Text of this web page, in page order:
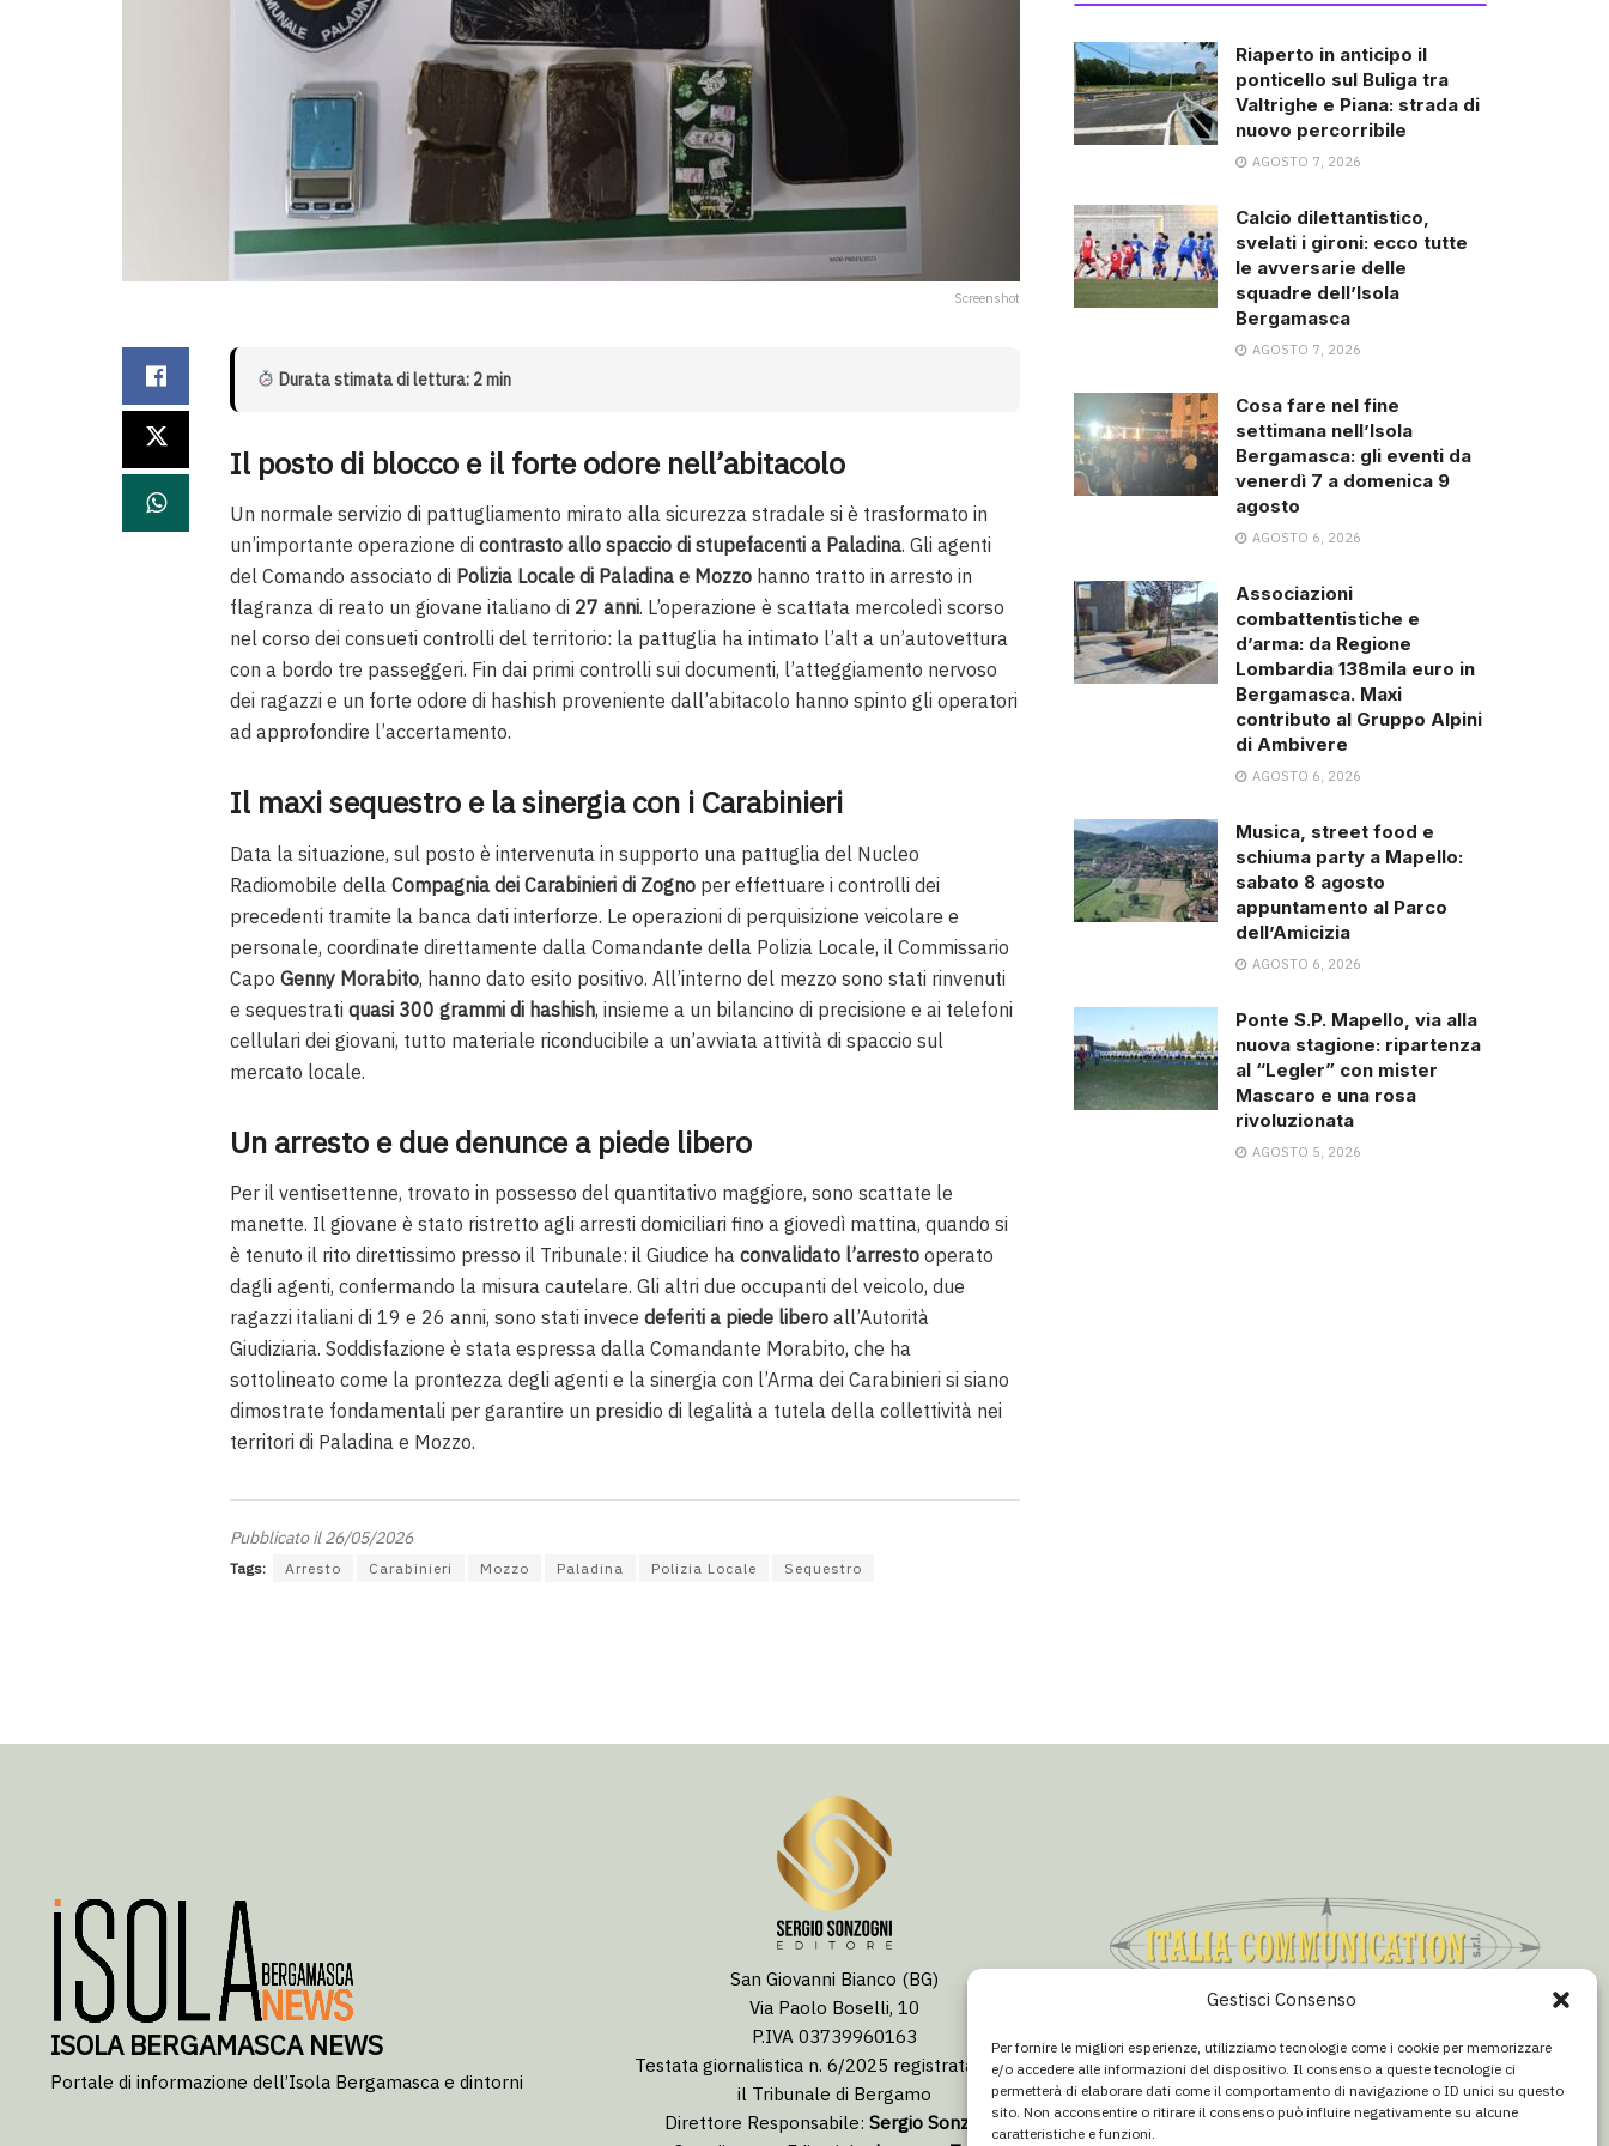
Gestisci Consenso
Per fornire le migliori esperienze, utilizziamo tecnologie come i cookie per memorizzare
e/o accedere alle informazioni del dispositivo. Il consenso a queste tecnologie ci
permetterà di elaborare dati come il comportamento di navigazione o ID unici su questo
sito. Non acconsentire o ritirare il consenso può influire negativamente su alcune
caratteristiche e funzioni.
Screenshot
Durata stimata di lettura: 2 min
Il posto di blocco e il forte odore nell’abitacolo
Un normale servizio di pattugliamento mirato alla sicurezza stradale si è trasformato in
un’importante operazione di contrasto allo spaccio di stupefacenti a Paladina. Gli agenti
del Comando associato di Polizia Locale di Paladina e Mozzo hanno tratto in arresto in
flagranza di reato un giovane italiano di 27 anni. L’operazione è scattata mercoledì scorso
nel corso dei consueti controlli del territorio: la pattuglia ha intimato l’alt a un’autovettura
con a bordo tre passeggeri. Fin dai primi controlli sui documenti, l’atteggiamento nervoso
dei ragazzi e un forte odore di hashish proveniente dall’abitacolo hanno spinto gli operatori
ad approfondire l’accertamento.
Il maxi sequestro e la sinergia con i Carabinieri
Data la situazione, sul posto è intervenuta in supporto una pattuglia del Nucleo
Radiomobile della Compagnia dei Carabinieri di Zogno per effettuare i controlli dei
precedenti tramite la banca dati interforze. Le operazioni di perquisizione veicolare e
personale, coordinate direttamente dalla Comandante della Polizia Locale, il Commissario
Capo Genny Morabito, hanno dato esito positivo. All’interno del mezzo sono stati rinvenuti
e sequestrati quasi 300 grammi di hashish, insieme a un bilancino di precisione e ai telefoni
cellulari dei giovani, tutto materiale riconducibile a un’avviata attività di spaccio sul
mercato locale.
Un arresto e due denunce a piede libero
Per il ventisettenne, trovato in possesso del quantitativo maggiore, sono scattate le
manette. Il giovane è stato ristretto agli arresti domiciliari fino a giovedì mattina, quando si
è tenuto il rito direttissimo presso il Tribunale: il Giudice ha convalidato l’arresto operato
dagli agenti, confermando la misura cautelare. Gli altri due occupanti del veicolo, due
ragazzi italiani di 19 e 26 anni, sono stati invece deferiti a piede libero all’Autorità
Giudiziaria. Soddisfazione è stata espressa dalla Comandante Morabito, che ha
sottolineato come la prontezza degli agenti e la sinergia con l’Arma dei Carabinieri si siano
dimostrate fondamentali per garantire un presidio di legalità a tutela della collettività nei
territori di Paladina e Mozzo.
Pubblicato il 26/05/2026
Tags: Arresto Carabinieri Mozzo Paladina Polizia Locale Sequestro
Riaperto in anticipo il
ponticello sul Buliga tra
Valtrighe e Piana: strada di
nuovo percorribile
AGOSTO 7, 2026
Calcio dilettantistico,
svelati i gironi: ecco tutte
le avversarie delle
squadre dell’Isola
Bergamasca
AGOSTO 7, 2026
Cosa fare nel fine
settimana nell’Isola
Bergamasca: gli eventi da
venerdì 7 a domenica 9
agosto
AGOSTO 6, 2026
Associazioni
combattentistiche e
d’arma: da Regione
Lombardia 138mila euro in
Bergamasca. Maxi
contributo al Gruppo Alpini
di Ambivere
AGOSTO 6, 2026
Musica, street food e
schiuma party a Mapello:
sabato 8 agosto
appuntamento al Parco
dell’Amicizia
AGOSTO 6, 2026
Ponte S.P. Mapello, via alla
nuova stagione: ripartenza
al “Legler” con mister
Mascaro e una rosa
rivoluzionata
AGOSTO 5, 2026
ISOLA BERGAMASCA NEWS
Portale di informazione dell’Isola Bergamasca e dintorni
San Giovanni Bianco (BG)
Via Paolo Boselli, 10
P.IVA 03739960163
Testata giornalistica n. 6/2025 registrata presso
il Tribunale di Bergamo
Direttore Responsabile: Sergio Sonzogni
Email:info@italiacommunication.com
Telefono: 0345 41834